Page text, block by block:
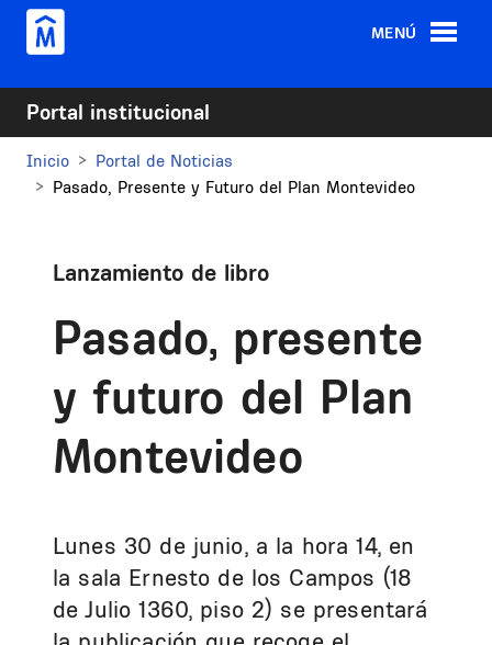
Pasar al contenido principal
MENÚ
Portal institucional
Inicio
Portal de Noticias
Pasado, Presente y Futuro del Plan Montevideo
Lanzamiento de libro
Pasado, presente
y futuro del Plan
Montevideo
Lunes 30 de junio, a la hora 14, en
la sala Ernesto de los Campos (18
de Julio 1360, piso 2) se presentará